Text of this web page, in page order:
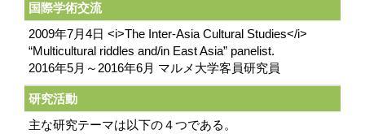
国際学術交流
2009年7月4日 <i>The Inter-Asia Cultural Studies</i>
“Multicultural riddles and/in East Asia” panelist.
2016年5月～2016年6月 マルメ大学客員研究員
研究活動
主な研究テーマは以下の４つである。